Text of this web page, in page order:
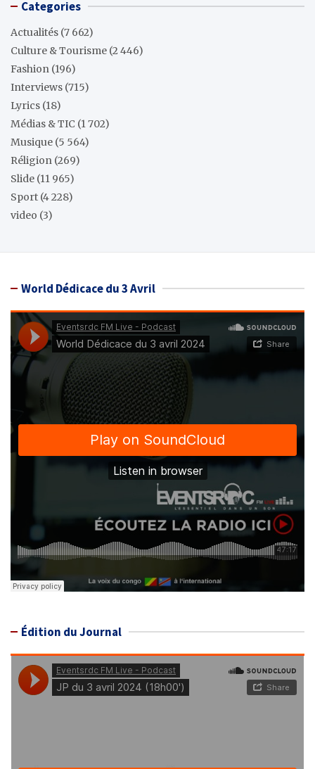
Categories
Actualités (7 662)
Culture & Tourisme (2 446)
Fashion (196)
Interviews (715)
Lyrics (18)
Médias & TIC (1 702)
Musique (5 564)
Réligion (269)
Slide (11 965)
Sport (4 228)
video (3)
World Dédicace du 3 Avril
Édition du Journal